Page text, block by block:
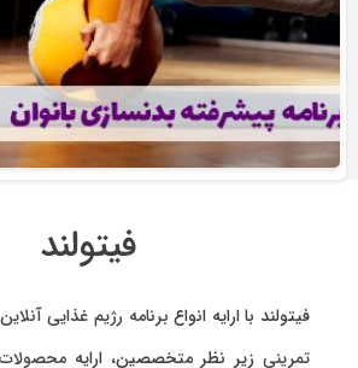
فیتولند
فیتولند با ارایه انواع برنامه رژیم غذایی
تمرینیزیر نظر متخصصین، ارایه